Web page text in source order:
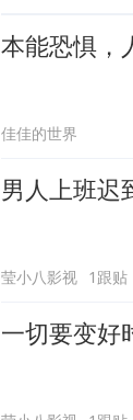
本能恐惧，
佳佳的世界
男人上班迟
莹小八影视 1跟贴
一切要变好